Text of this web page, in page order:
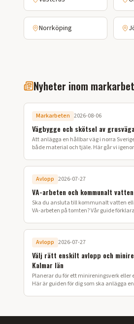
Norrköping
Nyheter inom
Markarbeten 2026-08-06
Vägbygge och skötsel av
Att anlägga en hållbar väg i norra
både material och tjäle. Här går vi
Avlopp 2026-07-27
VA-arbeten och kommunalt
Ska du ansluta till kommunalt vatten
VA-arbeten på tomten? Vår guide
Avlopp 2026-07-27
Välj rätt enskilt avlopp och
Kalmar län
Planerar du för ett minireningsverk
Här är guiden för dig som ska anlägga